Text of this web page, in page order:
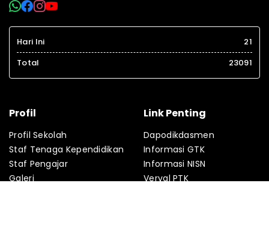
Hari Ini
21
Total
23091
Profil
Profil Sekolah
Staf Tenaga Kependidikan
Staf Pengajar
Galeri
Link Penting
Dapodikdasmen
Informasi GTK
Informasi NISN
Verval PTK